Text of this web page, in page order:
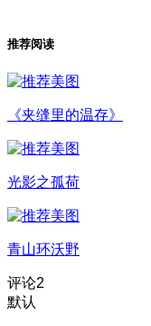
推荐阅读
《夹缝里的温存》
光影之孤荷
青山环沃野
评论2
默认